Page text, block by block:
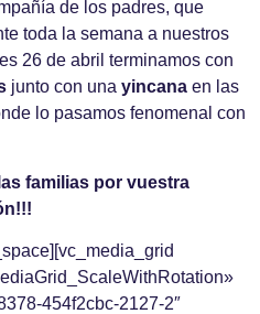
de los padres, que
toda la semana a nuestros
26 de abril terminamos con
junto con una yincana en las
lo pasamos fenomenal con
familias por vuestra
454f2cbc-2127-2″